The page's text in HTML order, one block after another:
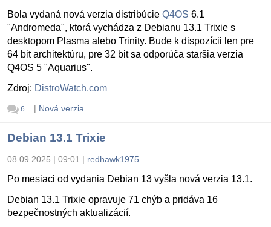
Bola vydaná nová verzia distribúcie Q4OS 6.1
"Andromeda", ktorá vychádza z Debianu 13.1 Trixie s
desktopom Plasma alebo Trinity. Bude k dispozícii len pre
64 bit architektúru, pre 32 bit sa odporúča staršia verzia
Q4OS 5 "Aquarius".
Zdroj: DistroWatch.com
6 | Nová verzia
Debian 13.1 Trixie
08.09.2025 | 09:01 | redhawk1975
Po mesiaci od vydania Debian 13 vyšla nová verzia 13.1.
Debian 13.1 Trixie opravuje 71 chýb a pridáva 16
bezpečnostných aktualizácií.